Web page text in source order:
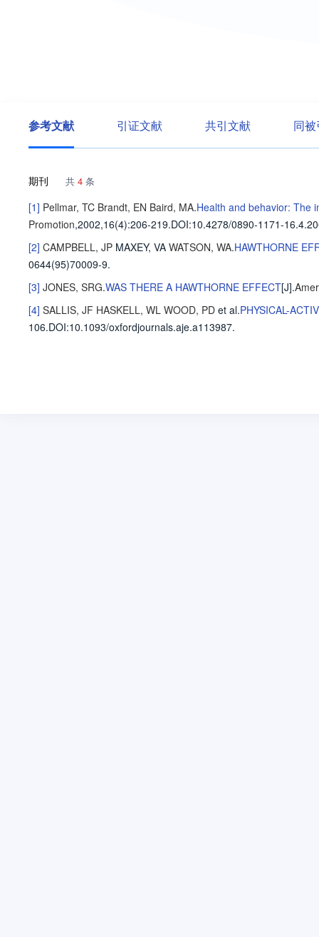
参考文献 引证文献 共引文献 同
期刊 共 4 条
[1] Pellmar, TC Brandt, EN Baird, MA.Health and behavior: The
Promotion,2002,16(4):206-219.DOI:10.4278/0890-1171-
[2] CAMPBELL, JP MAXEY, VA WATSON, WA.HAWTHORNE
0644(95)70009-9.
[3] JONES, SRG.WAS THERE A HAWTHORNE EFFECT[J].
[4] SALLIS, JF HASKELL, WL WOOD, PD et al.PHYSICAL-
106.DOI:10.1093/oxfordjournals.aje.a113987.